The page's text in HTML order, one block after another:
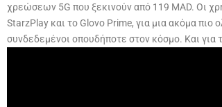
χρεώσεων 5G που ξεκινούν από 119 MAD. Οι
StarzPlay και το Glovo Prime, για μια ακόμα
συνδεδεμένοι οπουδήποτε στον κόσμο. Και για